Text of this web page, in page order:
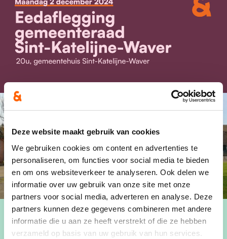
Deze website maakt gebruik van cookies
We gebruiken cookies om content en advertenties te
personaliseren, om functies voor social media te bieden
en om ons websiteverkeer te analyseren. Ook delen we
informatie over uw gebruik van onze site met onze
partners voor social media, adverteren en analyse. Deze
partners kunnen deze gegevens combineren met andere
informatie die u aan ze heeft verstrekt of die ze hebben
verzameld op basis van uw gebruik van hun services.
Wanneer